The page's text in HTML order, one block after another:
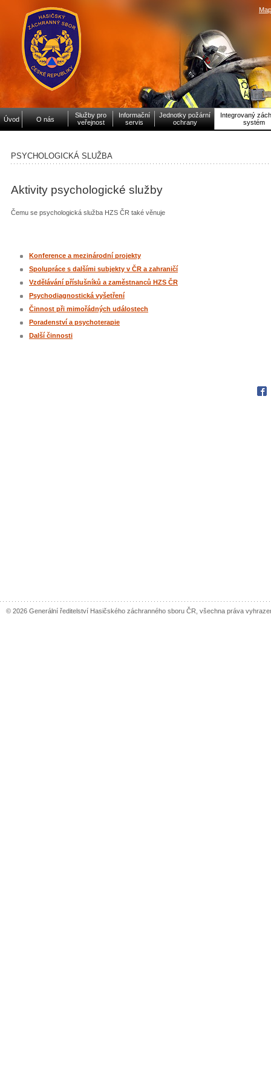
Úvod O nás
Služby pro
veřejnost
Informační
servis
Jednotky požární
ochrany
Integrovaný
systém
PSYCHOLOGICKÁ SLUŽBA
Aktivity psychologické služby
Čemu se psychologická služba HZS ČR také věnuje
Konference a mezinárodní projekty
Spolupráce s dalšími subjekty v ČR a zahraničí
Vzdělávání příslušníků a zaměstnanců HZS ČR
Psychodiagnostická vyšetření
Činnost při mimořádných událostech
Poradenství a psychoterapie
Další činnosti
© 2026 Generální ředitelství Hasičského záchranného sboru ČR, všechna práva